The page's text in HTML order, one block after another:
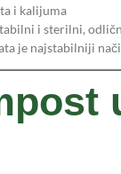
i kalijuma
i sterilni,
je najstabilniji